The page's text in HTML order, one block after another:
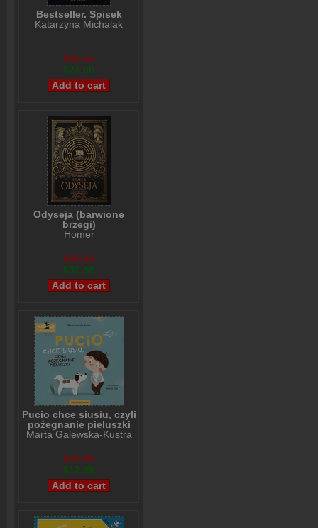
Bestseller. Spisek
Katarzyna Michalak
$30,01
$23,00
Odyseja (barwione
brzegi)
Homer
$40,12
$31,58
Pucio chce siusiu, czyli
pożegnanie pieluszki
Marta Galewska-Kustra
$15,99
$12,99